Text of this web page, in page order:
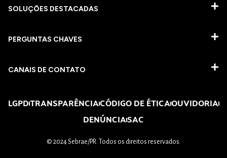
SOLUÇÕES DESTACADAS
PERGUNTAS CHAVES​
CANAIS DE CONTATO
LGPDTRANSPARÊNCIACÓDIGO DE ÉTICAOUVIDORIA
DENÚNCIASAC
© 2024 Sebrae/PR. Todos os direitos reservados.